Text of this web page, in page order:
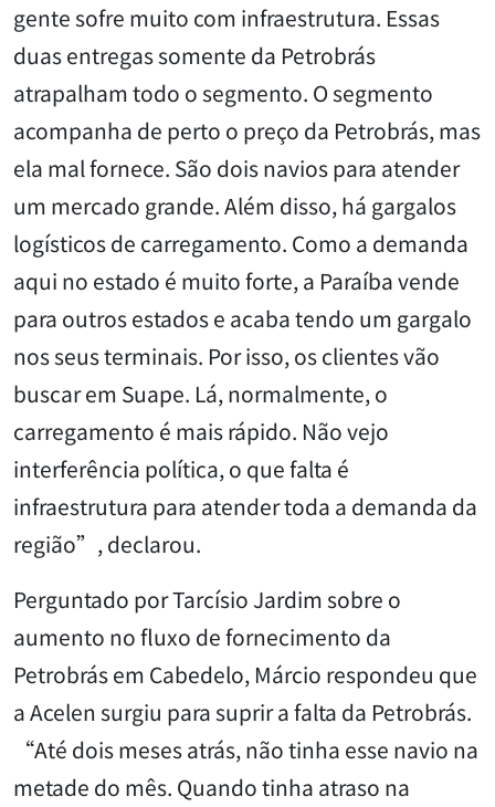
gente sofre muito com infraestrutura. Essas
duas entregas somente da Petrobrás
atrapalham todo o segmento. O segmento
acompanha de perto o preço da Petrobrás, mas
ela mal fornece. São dois navios para atender
um mercado grande. Além disso, há gargalos
logísticos de carregamento. Como a demanda
aqui no estado é muito forte, a Paraíba vende
para outros estados e acaba tendo um gargalo
nos seus terminais. Por isso, os clientes vão
buscar em Suape. Lá, normalmente, o
carregamento é mais rápido. Não vejo
interferência política, o que falta é
infraestrutura para atender toda a demanda da
região”, declarou.
Perguntado por Tarcísio Jardim sobre o
aumento no fluxo de fornecimento da
Petrobrás em Cabedelo, Márcio respondeu que
a Acelen surgiu para suprir a falta da Petrobrás.
“Até dois meses atrás, não tinha esse navio na
metade do mês. Quando tinha atraso na